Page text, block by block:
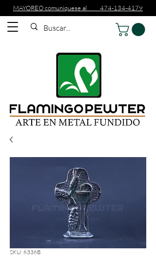
MAYOREO comuniquese al 474-134-4179
SKU: 6336B